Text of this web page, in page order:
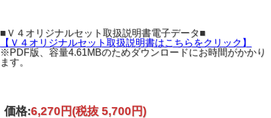
■Ｖ４オリジナルセット取扱説明書電子データ■
【Ｖ４オリジナルセット取扱説明書はこちらをクリック】
※PDF版、容量4.61MBのためダウンロードにお時間がかかり
ます。
価格:6,270円(税抜 5,700円)